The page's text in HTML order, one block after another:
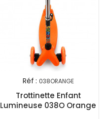
Réf : 038ORANGE
Trottinette Enfant
Lumineuse 038O Orange